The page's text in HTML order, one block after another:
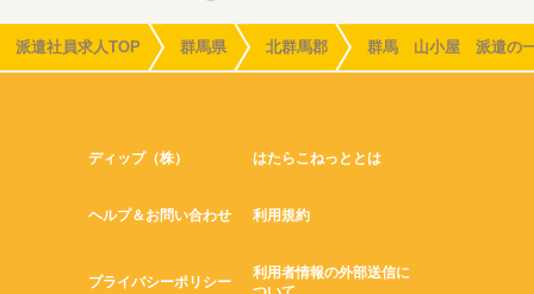
派遣社員求人TOP 群馬県 北群馬郡 群馬 山小屋 派遣の
ディップ（株） はたらこねっととは
ヘルプ＆お問い合わせ 利用規約
プライバシーポリシー
利用者情報の外部送信に